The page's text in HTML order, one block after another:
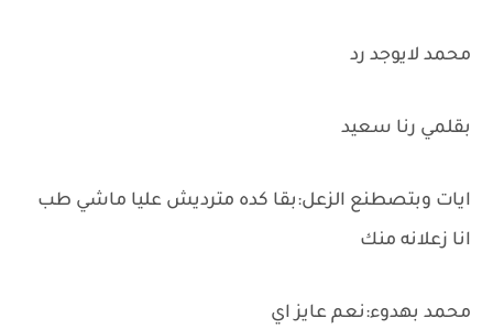
محمد لايوجد رد
بقلمي رنا سعيد
ايات وبتصطنع الزعل:بقا كده مترديش عليا ماشي طب
انا زعلانه منك
محمد بهدوء:نعم عايز اي